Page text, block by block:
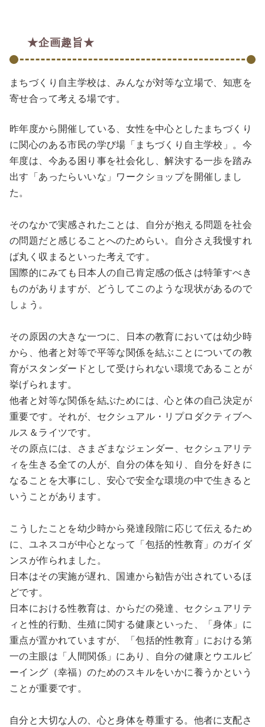
★企画趣旨★
まちづくり自主学校は、みんなが対等な立場で、知恵を
寄せ合って考える場です。
昨年度から開催している、女性を中心としたまちづくり
に関心のある市民の学び場「まちづくり自主学校」。今
年度は、今ある困り事を社会化し、解決する一歩を踏み
出す「あったらいいな」ワークショップを開催しまし
た。
そのなかで実感されたことは、自分が抱える問題を社会
の問題だと感じることへのためらい。自分さえ我慢すれ
ば丸く収まるといった考えです。
国際的にみても日本人の自己肯定感の低さは特筆すべき
ものがありますが、どうしてこのような現状があるので
しょう。
その原因の大きな一つに、日本の教育においては幼少時
から、他者と対等で平等な関係を結ぶことについての教
育がスタンダードとして受けられない環境であることが
挙げられます。
他者と対等な関係を結ぶためには、心と体の自己決定が
重要です。それが、セクシュアル・リプロダクティブヘ
ルス＆ライツです。
その原点には、さまざまなジェンダー、セクシュアリテ
ィを生きる全ての人が、自分の体を知り、自分を好きに
なることを大事にし、安心で安全な環境の中で生きると
いうことがあります。
こうしたことを幼少時から発達段階に応じて伝えるため
に、ユネスコが中心となって「包括的性教育」のガイダ
ンスが作られました。
日本はその実施が遅れ、国連から勧告が出されているほ
どです。
日本における性教育は、からだの発達、セクシュアリテ
ィと性的行動、生殖に関する健康といった、「身体」に
重点が置かれていますが、「包括的性教育」における第
一の主眼は「人間関係」にあり、自分の健康とウエルビ
ーイング（幸福）のためのスキルをいかに養うかという
ことが重要です。
自分と大切な人の、心と身体を尊重する。他者に支配さ